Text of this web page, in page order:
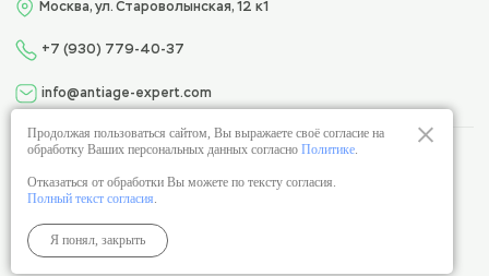
Москва, ул. Староволынская, 12 к1
+7 (930) 779-40-37
info@antiage-expert.com
Лицензия на образовательную деятельность
№Л035-01298-77/00963083
© 2026 Copyright Anti-Age Expert
Пользовательское соглашение
Политика обработки данных
Продолжая пользоваться сайтом, Вы выражаете своё согласие на
обработку Ваших персональных данных согласно Политике.
Отказаться от обработки Вы можете по тексту согласия.
Полный текст согласия.
Я понял, закрыть